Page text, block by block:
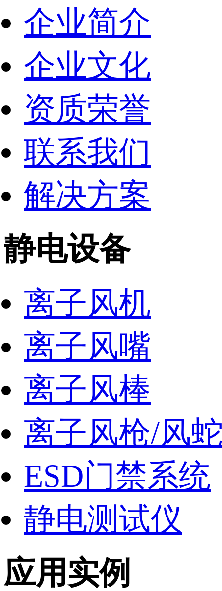
企业简介
企业文化
资质荣誉
联系我们
解决方案
静电设备
离子风机
离子风嘴
离子风棒
离子风枪/风
ESD门禁系统
静电测试仪
应用实例